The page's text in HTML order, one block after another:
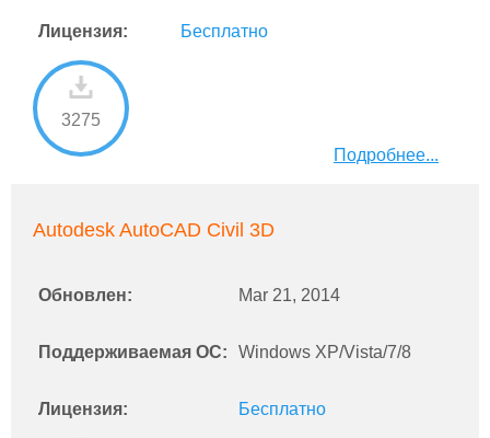
Лицензия: Бесплатно
3275
Подробнее...
Autodesk AutoCAD Civil 3D
Обновлен: Mar 21, 2014
Поддерживаемая ОС: Windows XP/Vista/7/8
Лицензия: Бесплатно